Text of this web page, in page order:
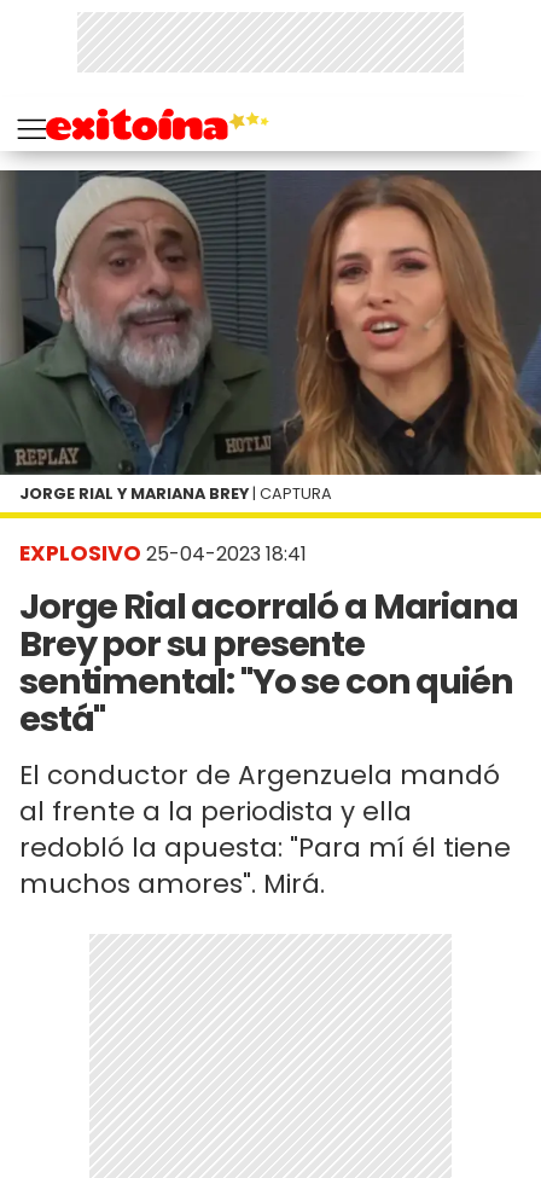
EXPLOSIVO 25-04-2023 18:41
Jorge Rial acorraló a Mariana
Brey por su presente
sentimental: "Yo se con quién
está"
El conductor de Argenzuela mandó
al frente a la periodista y ella
redobló la apuesta: "Para mí él tiene
muchos amores". Mirá.
JORGE RIAL Y MARIANA BREY| CAPTURA